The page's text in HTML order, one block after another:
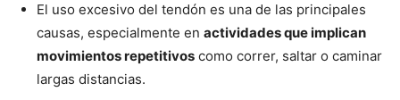
El uso excesivo del tendón es una de las principales
causas, especialmente en actividades que implican
movimientos repetitivos como correr, saltar o caminar
largas distancias.